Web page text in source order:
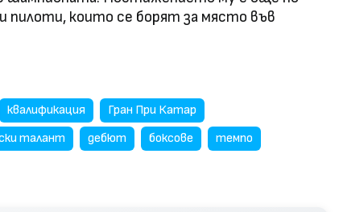
пилоти, които се борят за място във
квалификация
Гран При Катар
талант дебют боксове
темпо